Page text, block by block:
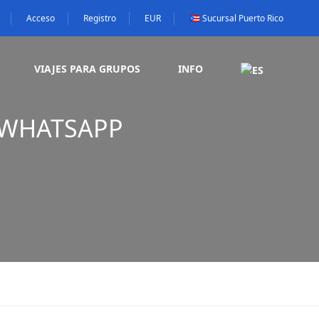
Acceso Registro EUR 🇵🇷 Sucursal Puerto Rico
VIAJES PARA GRUPOS INFO